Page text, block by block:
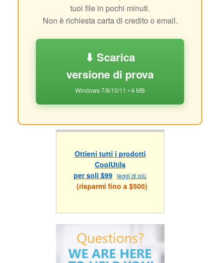
tuoi file in pochi minuti.
Non è richiesta carta di credito o email.
⬇ Scarica
versione di prova
Windows 7/8/10/11 • 4 MB
Ottieni tutti i prodotti
CoolUtils
per soli $99 leggi di più
(risparmi fino a $500)